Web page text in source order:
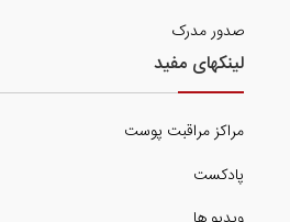
صدور مدرک
لینکهای مفید
مراکز مراقبت پوست
پادکست